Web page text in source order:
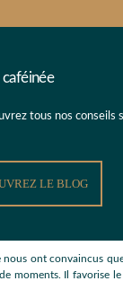
tous nos conseils
LE BLOG
ont convaincus que
moments. Il favorise